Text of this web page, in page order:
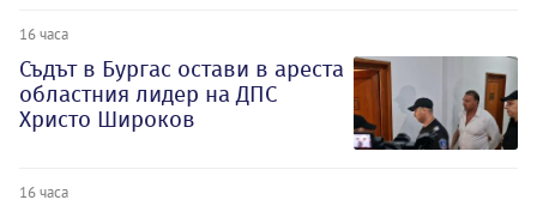
16 часа
Съдът в Бургас остави в ареста
областния лидер на ДПС
Христо Широков
16 часа